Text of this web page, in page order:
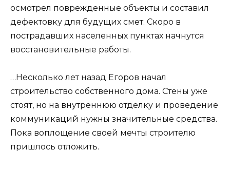
осмотрел поврежденные объекты и составил
дефектовку для будущих смет. Скоро в
пострадавших населенных пунктах начнутся
восстановительные работы.
…Несколько лет назад Егоров начал
строительство собственного дома. Стены уже
стоят, но на внутреннюю отделку и проведение
коммуникаций нужны значительные средства.
Пока воплощение своей мечты строителю
пришлось отложить.